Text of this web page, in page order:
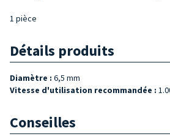
1 pièce
Détails produits
Diamètre : 6,5 mm
Vitesse d'utilisation recommandée :
Conseilles